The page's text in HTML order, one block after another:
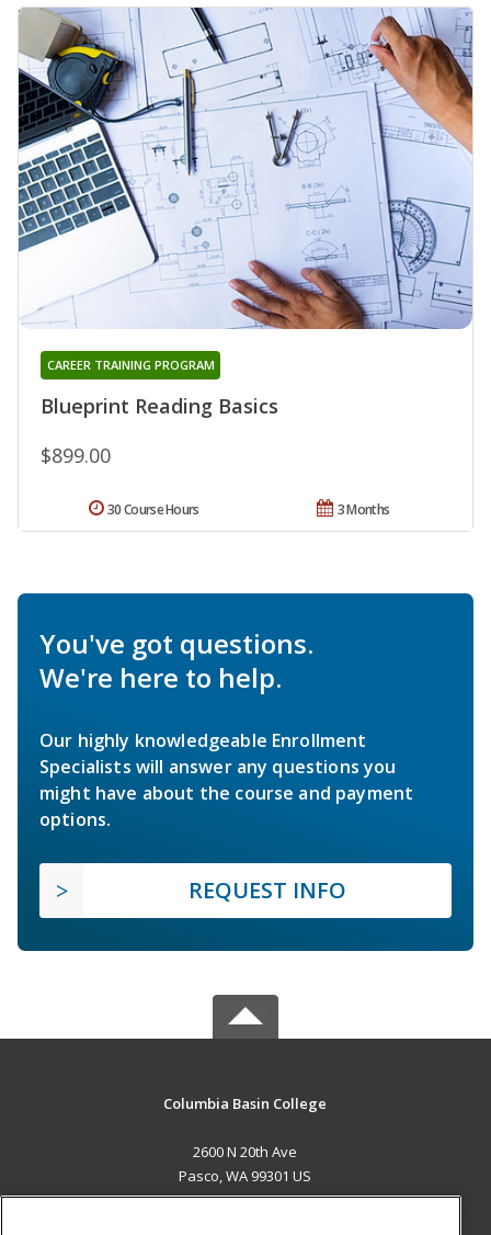
Blueprint Reading Basics
CAREER TRAINING PROGRAM
$899.00
3 Months
30 Course Hours
You've got questions.
We're here to help.
Our highly knowledgeable Enrollment
Specialists will answer any questions you
might have about the course and payment
options.
REQUEST INFO
Columbia Basin College
2600 N 20th Ave
Pasco, WA 99301 US